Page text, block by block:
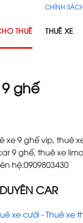
CHÍNH
THUÊ THUÊ XE
ghế
xe 9 ghế vip, thuê
9 ghế, thuê xe
hệ:0909803430
DUYÊN CAR
xe cưới - Thuê xe